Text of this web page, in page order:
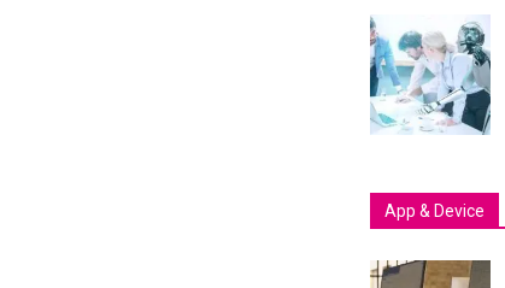
App & Device